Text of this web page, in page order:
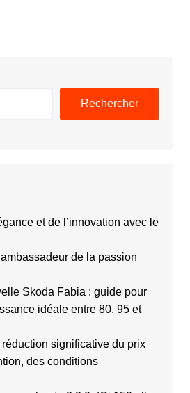
Rechercher
et de l’innovation avec le
de la passion
Skoda Fabia : guide pour
idéale entre 80, 95 et
significative du prix
des conditions